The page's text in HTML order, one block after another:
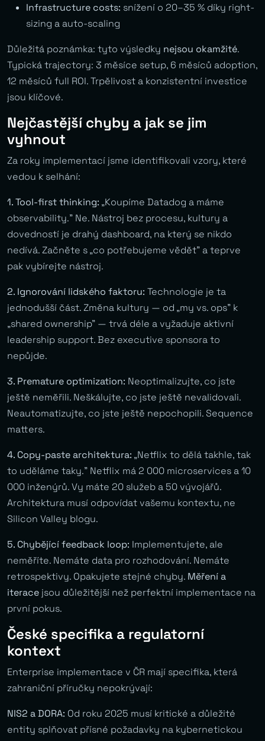
Infrastructure costs: snížení o 20–35 % díky right-
sizing a auto-scaling
Důležitá poznámka: tyto výsledky nejsou okamžité.
Typická trajectory: 3 měsíce setup, 6 měsíců adoption,
12 měsíců full ROI. Trpělivost a konzistentní investice
jsou klíčové.
Nejčastější chyby a jak se jim
vyhnout
Za roky implementací jsme identifikovali vzory, které
vedou k selhání:
1. Tool-first thinking: „Koupíme Datadog a máme
observability.” Ne. Nástroj bez procesu, kultury a
dovedností je drahý dashboard, na který se nikdo
nedívá. Začněte s „co potřebujeme vědět” a teprve
pak vybírejte nástroj.
2. Ignorování lidského faktoru: Technologie je ta
jednodušší část. Změna kultury — od „my vs. ops” k
„shared ownership” — trvá déle a vyžaduje aktivní
leadership support. Bez executive sponsora to
nepůjde.
3. Premature optimization: Neoptimalizujte, co jste
ještě neměřili. Neškálujte, co jste ještě nevalidovali.
Neautomatizujte, co jste ještě nepochopili. Sequence
matters.
4. Copy-paste architektura: „Netflix to dělá takhle, tak
to uděláme taky.” Netflix má 2 000 microservices a 10
000 inženýrů. Vy máte 20 služeb a 50 vývojářů.
Architektura musí odpovídat vašemu kontextu, ne
Silicon Valley blogu.
5. Chybějící feedback loop: Implementujete, ale
neměříte. Nemáte data pro rozhodování. Nemáte
retrospektivy. Opakujete stejné chyby. Měření a
iterace jsou důležitější než perfektní implementace na
první pokus.
České specifika a regulatorní
kontext
Enterprise implementace v ČR mají specifika, která
zahraniční příručky nepokrývají:
NIS2 a DORA: Od roku 2025 musí kritické a důležité
entity splňovat přísné požadavky na kybernetickou